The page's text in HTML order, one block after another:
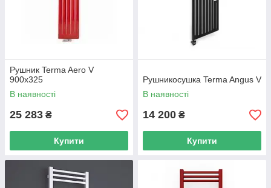
Рушник Terma Aero V
900х325
В наявності
25 283 ₴
Купити
Рушникосушка Terma Angus V
В наявності
14 200 ₴
Купити